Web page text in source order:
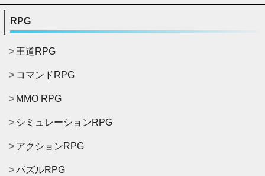
RPG
王道RPG
コマンドRPG
MMO RPG
シミュレーションRPG
アクションRPG
パズルRPG